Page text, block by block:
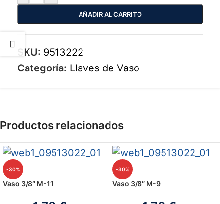
AÑADIR AL CARRITO
SKU: 9513222
Categoría: Llaves de Vaso
Productos relacionados
-30%
Vaso 3/8″ M-11
-30%
Vaso 3/8″ M-9